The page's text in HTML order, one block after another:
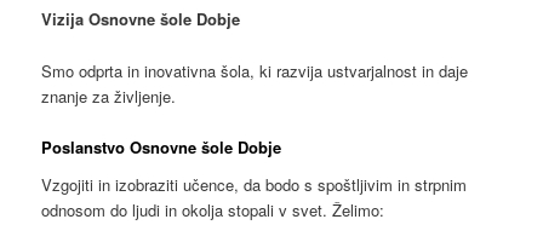
Vizija Osnovne šole Dobje
Smo odprta in inovativna šola, ki razvija ustvarjalnost in daje
znanje za življenje.
Poslanstvo Osnovne šole Dobje
Vzgojiti in izobraziti učence, da bodo s spoštljivim in strpnim
odnosom do ljudi in okolja stopali v svet. Želimo: